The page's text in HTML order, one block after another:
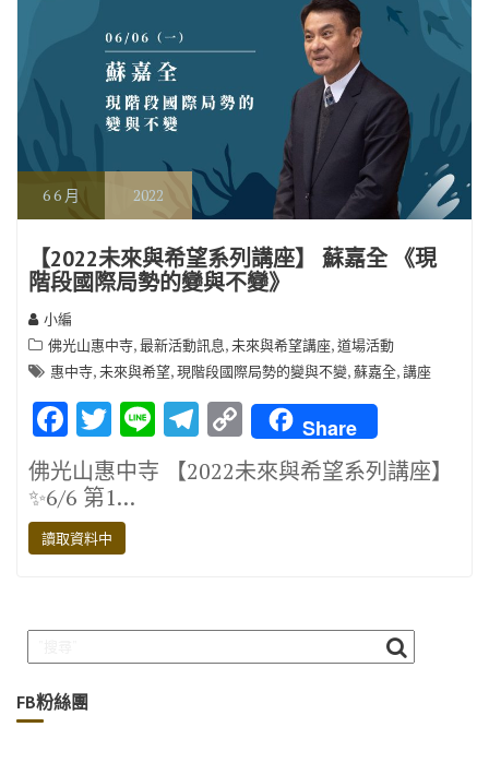
66 月 2022
【2022未來與希望系列講座】 蘇嘉全 《現
階段國際局勢的變與不變》
小編
佛光山惠中寺,最新活動訊息,未來與希望講座,道場活動
惠中寺,未來與希望,現階段國際局勢的變與不變,蘇嘉全,講座
F
ac
e
b
o
k
T
w
it
te
r
Li
n
e
T
el
e
C
o
p
k
Share
佛光山惠中寺 【2022未來與希望系列講座】
✨6/6 第1…
讀取資料中
FB粉絲團